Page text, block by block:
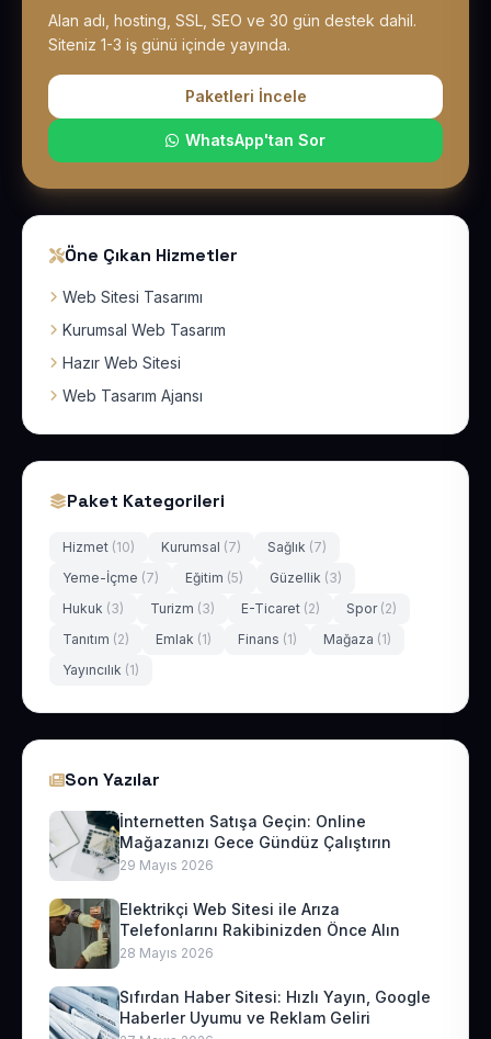
Alan adı, hosting, SSL, SEO ve 30 gün destek dahil.
Siteniz 1-3 iş günü içinde yayında.
Paketleri İncele
WhatsApp'tan Sor
Öne Çıkan Hizmetler
Web Sitesi Tasarımı
Kurumsal Web Tasarım
Hazır Web Sitesi
Web Tasarım Ajansı
Paket Kategorileri
Hizmet (10) Kurumsal (7) Sağlık (7)
Yeme-İçme (7) Eğitim (5) Güzellik (3)
Hukuk (3) Turizm (3) E-Ticaret (2) Spor (2)
Tanıtım (2) Emlak (1) Finans (1) Mağaza (1)
Yayıncılık (1)
Son Yazılar
İnternetten Satışa Geçin: Online
Mağazanızı Gece Gündüz Çalıştırın
29 Mayıs 2026
Elektrikçi Web Sitesi ile Arıza
Telefonlarını Rakibinizden Önce Alın
28 Mayıs 2026
Sıfırdan Haber Sitesi: Hızlı Yayın, Google
Haberler Uyumu ve Reklam Geliri